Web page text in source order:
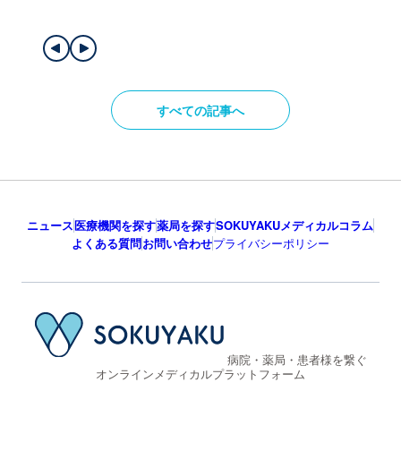
すべての記事へ
ニュース医療機関を探す薬局を探すSOKUYAKUメディカルコラム
よくある質問お問い合わせプライバシーポリシー
病院・薬局・患者様を繋ぐ
オンラインメディカルプラットフォーム